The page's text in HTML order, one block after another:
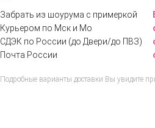
Забрать из шоурума с примеркой
Курьером по Мск и Мо
СДЭК по России (до Двери/до ПВЗ)
Почта России
Подробные варианты доставки Вы увидите